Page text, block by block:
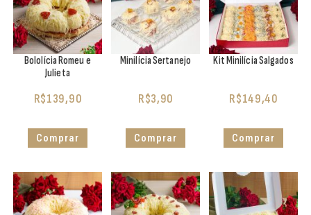
Bololícia Romeu e
Julieta
R$139,90
Comprar
Minilícia Sertanejo
R$3,90
Comprar
Kit Minilícia Salgados
R$149,40
Comprar